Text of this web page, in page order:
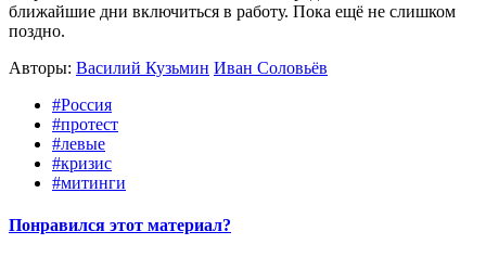
ближайшие дни включиться в работу. Пока ещё не слишком
поздно.
Авторы: Василий Кузьмин Иван Соловьёв
#Россия
#протест
#левые
#кризис
#митинги
Понравился этот материал?